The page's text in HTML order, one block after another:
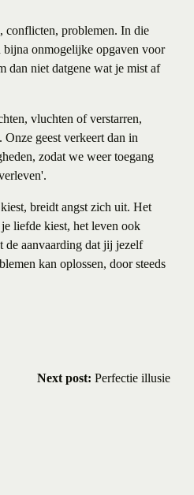
conflicten, problemen. In die
bijna onmogelijke opgaven voor
dan niet datgene wat je mist af
vluchten of verstarren,
geest verkeert dan in
zodat we weer toegang
breidt angst zich uit. Het
liefde kiest, het leven ook
de aanvaarding dat jij jezelf
kan oplossen, door steeds
Next post: Perfectie illusie